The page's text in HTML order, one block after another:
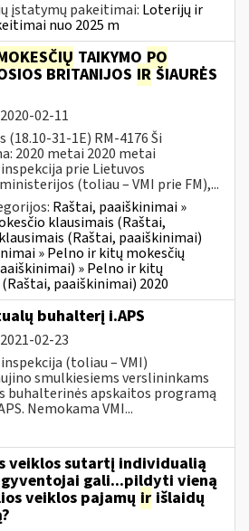
įstatymų pakeitimai: Loterijų ir
nuo 2025 m
TAIKYMO PO
BRITANIJOS IRŠIAURĖS
2020-02-11
31-1E) RM-4176 Ši
2020 metai 2020 metai
prie Lietuvos
(toliau – VMI prie FM),...
Raštai, paaiškinimai »
klausimais (Raštai,
(Raštai, paaiškinimai)
» Pelno ir kitų mokesčių
» Pelno ir kitų
paaiškinimai) 2020
buhalterį i.APS
2021-02-23
(toliau – VMI)
smulkiesiems verslininkams
buhalterinės apskaitos programą
Nemokama VMI...
veiklos sutartį individualią
gali...pildyti vieną
veiklos pajamų ir išlaidų